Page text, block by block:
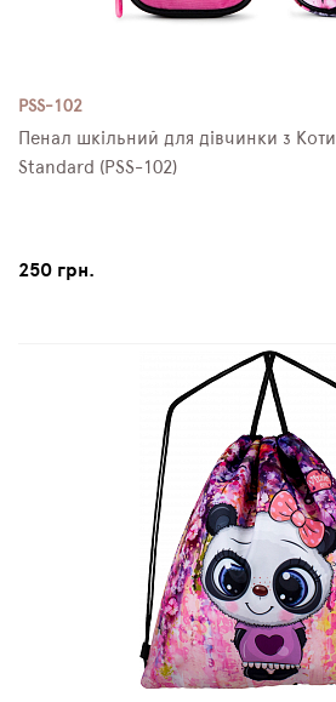
PSS-102
Пенал шкільний для дівчинки з
Standard (PSS-102)
250 грн.